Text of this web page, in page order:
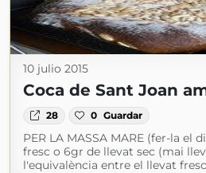
10 julio 2015
Coca de Sant Joan
28 0 Guardar
PER LA MASSA MARE (fer-la el
fresc o 6gr de llevat sec (mai
l'equivalència entre el llevat fresc